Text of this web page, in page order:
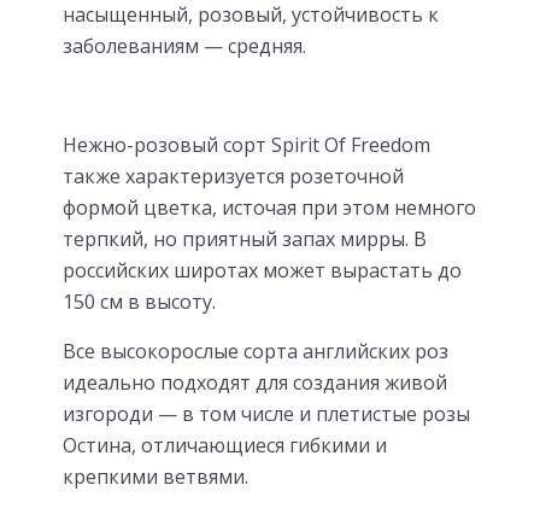
насыщенный, розовый, устойчивость к
заболеваниям — средняя.
Нежно-розовый сорт Spirit Of Freedom
также характеризуется розеточной
формой цветка, источая при этом немного
терпкий, но приятный запах мирры. В
российских широтах может вырастать до
150 см в высоту.
Все высокорослые сорта английских роз
идеально подходят для создания живой
изгороди — в том числе и плетистые розы
Остина, отличающиеся гибкими и
крепкими ветвями.